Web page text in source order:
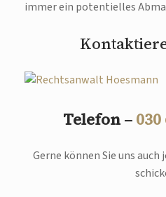
immer ein potentielles
Telefon – 030
Gerne können Sie uns